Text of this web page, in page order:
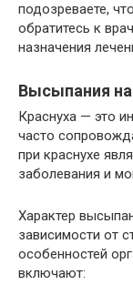
подозреваете,
обратитесь к
назначения
Высыпания на
Краснуха — это
часто
при краснухе
заболевания и
Характер
зависимости от
особенностей
включают: